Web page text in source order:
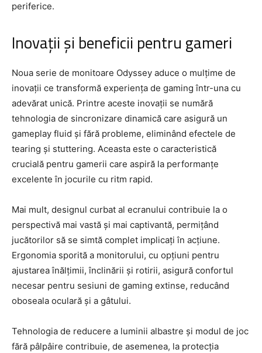
periferice.
Inovații și beneficii pentru gameri
Noua serie de monitoare Odyssey aduce o mulțime de
inovații ce transformă experiența de gaming într-una cu
adevărat unică. Printre aceste inovații se numără
tehnologia de sincronizare dinamică care asigură un
gameplay fluid și fără probleme, eliminând efectele de
tearing și stuttering. Aceasta este o caracteristică
crucială pentru gamerii care aspiră la performanțe
excelente în jocurile cu ritm rapid.
Mai mult, designul curbat al ecranului contribuie la o
perspectivă mai vastă și mai captivantă, permițând
jucătorilor să se simtă complet implicați în acțiune.
Ergonomia sporită a monitorului, cu opțiuni pentru
ajustarea înălțimii, înclinării și rotirii, asigură confortul
necesar pentru sesiuni de gaming extinse, reducând
oboseala oculară și a gâtului.
Tehnologia de reducere a luminii albastre și modul de joc
fără pâlpâire contribuie, de asemenea, la protecția